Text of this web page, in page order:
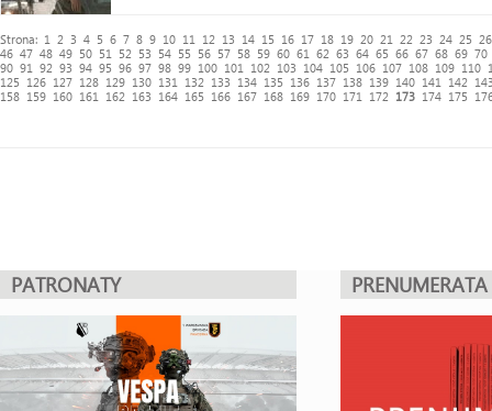
Strona: 1 2 3 4 5 6 7 8 9 10 11 12 13 14 15 16 17 18 19 20 21 22 23 24 25
26
46 47 48 49 50 51 52 53 54 55 56 57 58 59 60 61 62 63 64 65 66 67 68 69 70
90 91 92 93 94 95 96 97 98 99 100 101 102 103 104 105 106 107 108 109 110
125
126 127 128 129 130 131 132 133 134 135 136 137 138 139 140 141 142
158 159 160 161 162 163 164 165 166 167 168 169 170 171 172 173 174 175
PATRONATY PRENUMERATA